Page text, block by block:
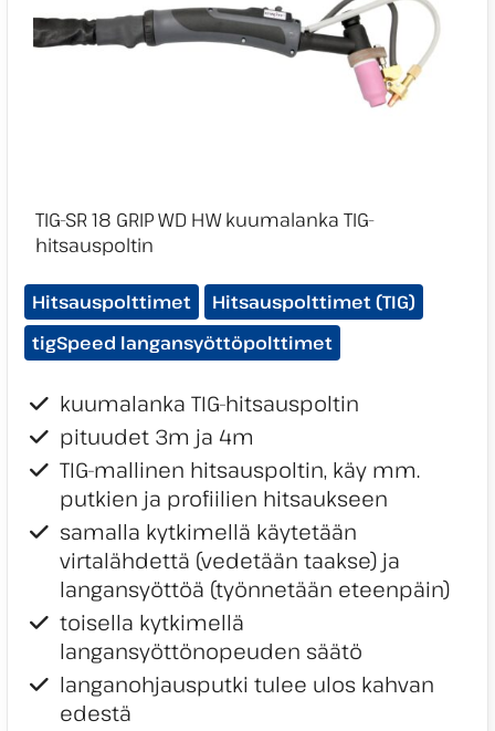
Tuotekategoriat:
Hitsauspolttimet
Hitsauspolttimet (TIG)
tigSpeed langansyöttöpolttimet
kuumalanka TIG-hitsauspoltin
pituudet 3m ja 4m
TIG-mallinen hitsauspoltin, käy mm.
putkien ja profiilien hitsaukseen
samalla kytkimellä käytetään
virtalähdettä (vedetään taakse) ja
langansyöttöä (työnnetään eteenpäin)
toisella kytkimellä
langansyöttönopeuden säätö
langanohjausputki tulee ulos kahvan
edestä